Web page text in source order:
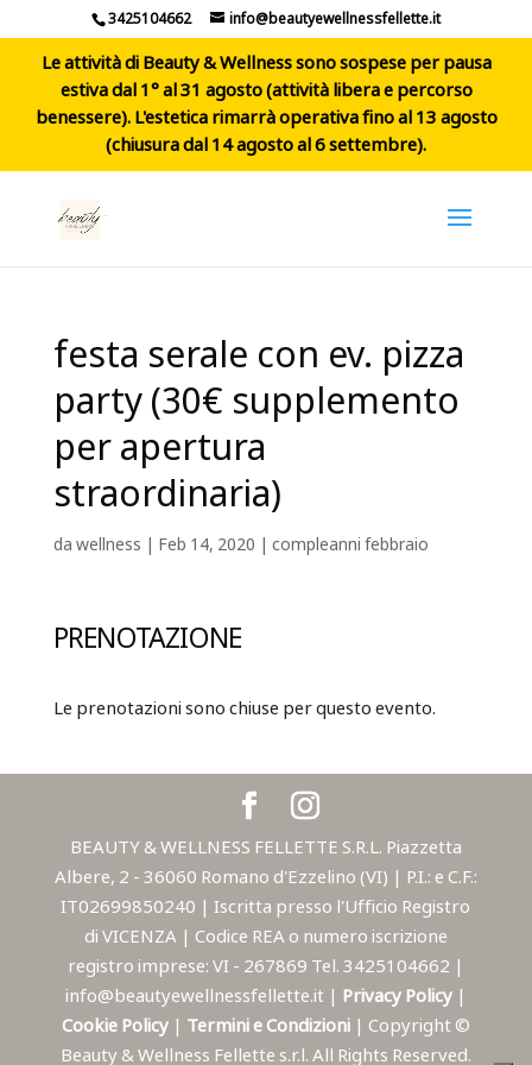
3425104662 info@beautyewellnessfellette.it
Le attività di Beauty & Wellness sono sospese per pausa
estiva dal 1° al 31 agosto (attività libera e percorso
benessere). L'estetica rimarrà operativa fino al 13 agosto
(chiusura dal 14 agosto al 6 settembre).
festa serale con ev. pizza
party (30€ supplemento
per apertura
straordinaria)
dawellness | Feb 14, 2020 | compleanni febbraio
PRENOTAZIONE
Le prenotazioni sono chiuse per questo evento.
BEAUTY & WELLNESS FELLETTE S.R.L. Piazzetta
Albere, 2 - 36060 Romano d'Ezzelino (VI) | P.I.: e C.F.:
IT02699850240 | Iscritta presso l'Ufficio Registro
di VICENZA | Codice REA o numero iscrizione
registro imprese: VI - 267869 Tel. 3425104662 |
info@beautyewellnessfellette.it | Privacy Policy |
Cookie Policy | Termini e Condizioni | Copyright ©
Beauty & Wellness Fellette s.r.l. All Rights Reserved.